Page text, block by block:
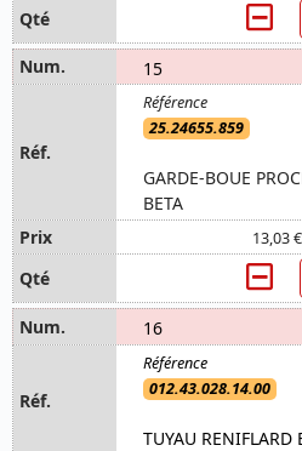
15
25.24655.859
GARDE-BOUE
BETA
13,03
16
012.43.028.14.00
TUYAU RENIFLARD